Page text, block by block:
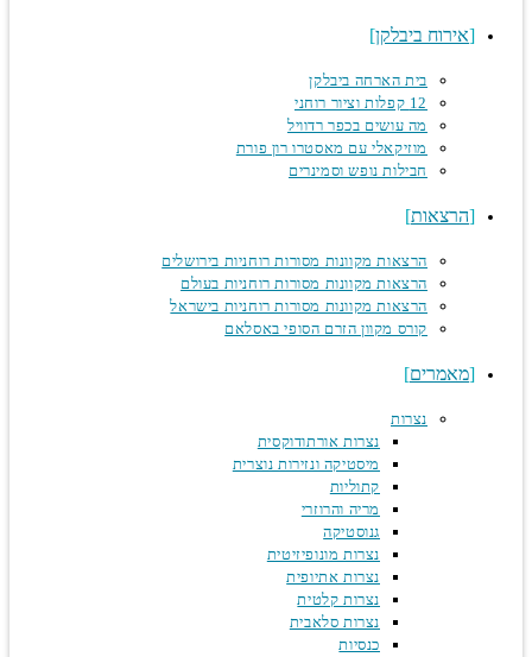
אירוח ביבלקן
בית הארחה ביבלקן
מה עושים בכפר רדוויל
מוזיקאלי עם מאסטרו רון פורת
חבילות נופש וסמינרים
הרצאות
הרצאות מקוונות מסורות רוחניות בירושלים
הרצאות מקוונות מסורות רוחניות בעולם
הרצאות מקוונות מסורות רוחניות בישראל
קורס מקוון הזרם הסופי באסלאם
מאמרים
נצרות
נצרות אורתודוקסית
מיסטיקה ונזירות נוצרית
קתוליות
מריה והרוזרי
גנוסטיקה
נצרות מונופיזיטית
נצרות אתיופית
נצרות קלטית
נצרות סלאבית
כנסיות